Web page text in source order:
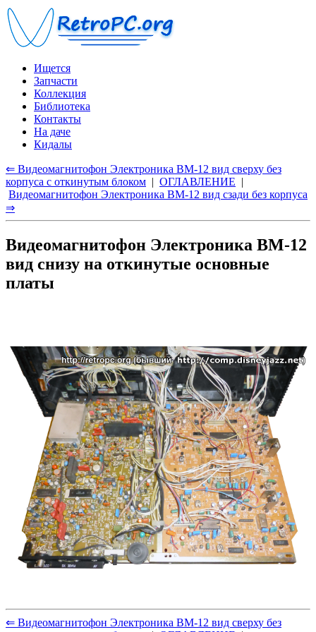
Ищется
Запчасти
Коллекция
Библиотека
Контакты
На даче
Кидалы
⇐ Видеомагнитофон Электроника ВМ-12 вид сверху без
корпуса с откинутым блоком | ОГЛАВЛЕНИЕ |
Видеомагнитофон Электроника ВМ-12 вид сзади без корпуса
⇒
Видеомагнитофон Электроника ВМ-12
вид снизу на откинутые основные
платы
⇐ Видеомагнитофон Электроника ВМ-12 вид сверху без